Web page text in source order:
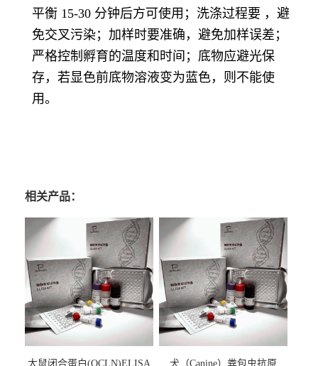
平衡 15-30 分钟后方可使用；洗涤过程要 ，避
免交叉污染；加样时要准确，避免加样误差；
严格控制孵育的温度和时间；底物应避光保
存，若显色前底物溶液变为蓝色，则不能使
用。
相关产品：
大鼠闭合蛋白(OCLN)ELISA 犬（Canine）粪包虫抗原